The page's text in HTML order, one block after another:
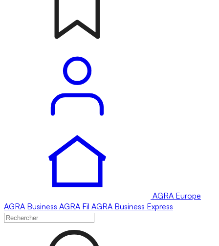
AGRA Europe
AGRA Business AGRA Fil AGRA Business Express